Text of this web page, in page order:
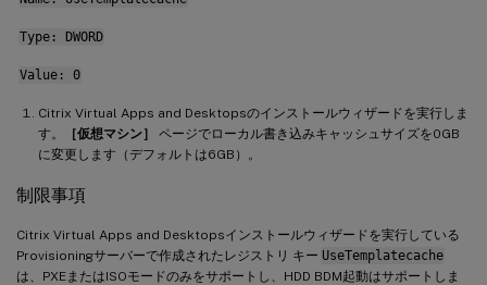
Type: DWORD
Value: 0
Citrix Virtual Apps and Desktopsのインストールウィザードを実行しま
す。
［仮想マシン］
ページでローカル書き込みキャッシュサイズを0GB
に変更します（デフォルトは6GB）。
制限事項
Citrix Virtual Apps and Desktopsインストールウィザードを実行している
Provisioningサーバーで作成されたレジストリ キー UseTemplatecache
は、PXEまたはISOモードのみをサポートし、HDD BDM起動はサポートしま